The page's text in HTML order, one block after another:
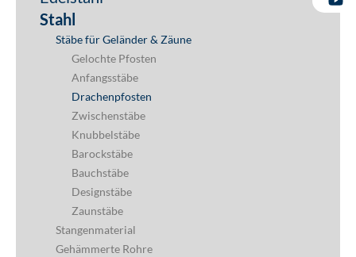
Stahl
Stäbe für Geländer & Zäune
Gelochte Pfosten
Anfangsstäbe
Drachenpfosten
Zwischenstäbe
Knubbelstäbe
Barockstäbe
Bauchstäbe
Designstäbe
Zaunstäbe
Stangenmaterial
Gehämmerte Rohre